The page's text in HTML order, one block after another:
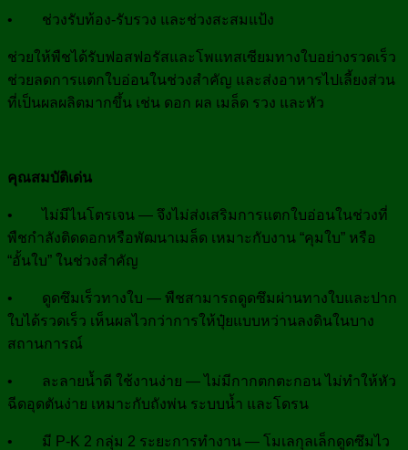
• ช่วงรับท้อง-รับรวง และช่วงสะสมแป้ง
ช่วยให้พืชได้รับฟอสฟอรัสและโพแทสเซียมทางใบอย่างรวดเร็ว
ช่วยลดการแตกใบอ่อนในช่วงสำคัญ และส่งอาหารไปเลี้ยงส่วน
ที่เป็นผลผลิตมากขึ้น เช่น ดอก ผล เมล็ด รวง และหัว
คุณสมบัติเด่น
• ไม่มีไนโตรเจน — จึงไม่ส่งเสริมการแตกใบอ่อนในช่วงที่
พืชกำลังติดดอกหรือพัฒนาเมล็ด เหมาะกับงาน “คุมใบ” หรือ
“อั้นใบ” ในช่วงสำคัญ
• ดูดซึมเร็วทางใบ — พืชสามารถดูดซึมผ่านทางใบและปาก
ใบได้รวดเร็ว เห็นผลไวกว่าการให้ปุ๋ยแบบหว่านลงดินในบาง
สถานการณ์
• ละลายน้ำดี ใช้งานง่าย — ไม่มีกากตกตะกอน ไม่ทำให้หัว
ฉีดอุดตันง่าย เหมาะกับถังพ่น ระบบน้ำ และโดรน
• มี P-K 2 กลุ่ม 2 ระยะการทำงาน — โมเลกุลเล็กดูดซึมไว